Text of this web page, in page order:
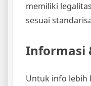
memiliki
sesuai
Informasi
Untuk info lebih